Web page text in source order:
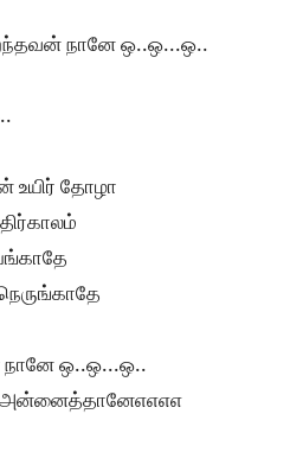
நானே ஒ..ஒ...ஒ..
உயிர் தோழா
நானே ஒ..ஒ...ஒ..
அன்னைத்தானேஎஎஎஎ